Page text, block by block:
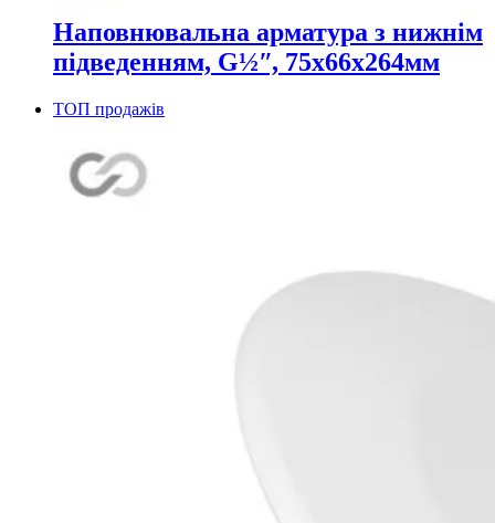
Наповнювальна арматура з нижнім
підведенням, G½ʺ, 75х66х264мм
ТОП продажів